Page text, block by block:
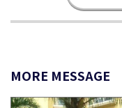
MORE MESSAGE